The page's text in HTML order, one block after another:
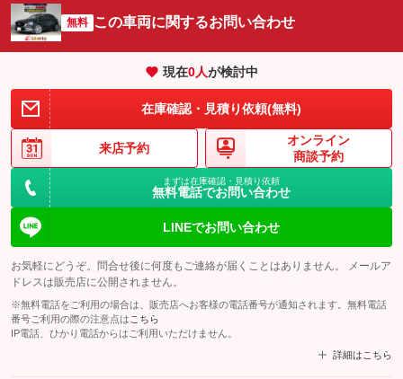
無料 この車両に関するお問い合わせ
現在0人が検討中
在庫確認・見積り依頼(無料)
来店予約
オンライン
商談予約
まずは在庫確認・見積り依頼
無料電話でお問い合わせ
LINEでお問い合わせ
お気軽にどうぞ。問合せ後に何度もご連絡が届くことはありません。 メールア
ドレスは販売店に公開されません。
※無料電話をご利用の場合は、販売店へお客様の電話番号が通知されます。無料電話
番号ご利用の際の注意点は こちら
IP電話、ひかり電話からはご利用いただけません。
詳細はこちら